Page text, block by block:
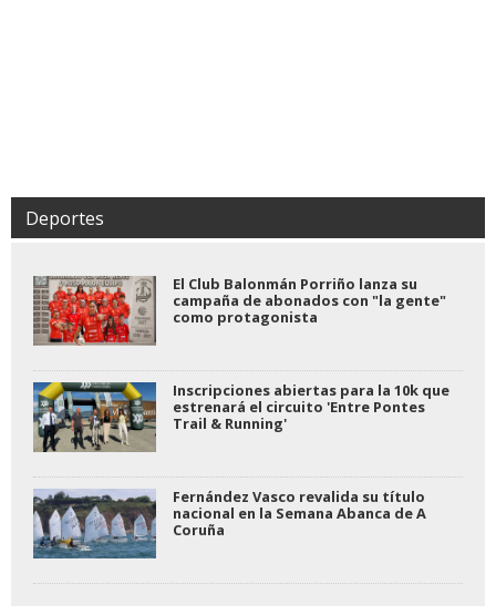
Deportes
El Club Balonmán Porriño lanza su
campaña de abonados con "la gente"
como protagonista
Inscripciones abiertas para la 10k que
estrenará el circuito 'Entre Pontes
Trail & Running'
Fernández Vasco revalida su título
nacional en la Semana Abanca de A
Coruña